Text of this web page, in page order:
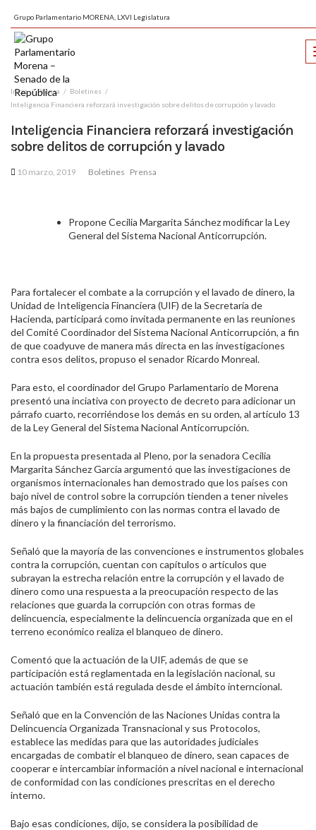
Grupo Parlamentario MORENA, LXVI Legislatura
Inicio Prensa
Boletines
Inteligencia Financiera reforzará investigación sobre delitos de corrupción y lavado
Inteligencia Financiera reforzará investigación
sobre delitos de corrupción y lavado
10 marzo, 2019 Boletines Prensa
ProponeCecilia Margarita Sánchez modificarla Ley
General del Sistema Nacional Anticorrupción.
Para fortalecer el combate a la corrupción y el lavado de dinero, la
Unidad de Inteligencia Financiera (UIF) de la Secretaría de
Hacienda, participará como invitada permanente en las reuniones
del Comité Coordinador del Sistema Nacional Anticorrupción, a fin
de que coadyuve de manera más directa en las investigaciones
contra esos delitos, propuso el senador Ricardo Monreal.
Para esto, el coordinador del Grupo Parlamentario de Morena
presentó una inciativa con proyecto de decreto para adicionar un
párrafo cuarto, recorriéndose los demás en su orden, al artículo 13
de la Ley General del Sistema Nacional Anticorrupción.
En la propuesta presentada al Pleno, por la senadora Cecilia
Margarita Sánchez García argumentó que las investigaciones de
organismos internacionales han demostrado que los países con
bajo nivel de control sobre la corrupción tienden a tener niveles
más bajos de cumplimiento con las normas contra el lavado de
dinero y la financiación del terrorismo.
Señaló que la mayoría de las convenciones e instrumentos globales
contra la corrupción, cuentan con capítulos o artículos que
subrayan la estrecha relación entre la corrupción y el lavado de
dinero como una respuesta a la preocupación respecto de las
relaciones que guarda la corrupción con otras formas de
delincuencia, especialmente la delincuencia organizada que en el
terreno económico realiza el blanqueo de dinero.
Comentó que la actuación de la UIF, además de que se
participación está reglamentada en la legislación nacional, su
actuación también está regulada desde el ámbito interncional.
Señaló que en la Convención de las Naciones Unidas contra la
Delincuencia Organizada Transnacional y sus Protocolos,
establece las medidas para que las autoridades judiciales
encargadas de combatir el blanqueo de dinero, sean capaces de
cooperar e intercambiar información a nivel nacional e internacional
de conformidad con las condiciones prescritas en el derecho
interno.
Bajo esas condiciones, dijo, se considera la posibilidad de